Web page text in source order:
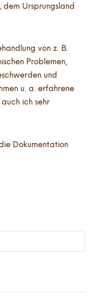
dem Ursprungsland
von z. B.
Problemen,
und
u. a. erfahrene
ich sehr
Dokumentation